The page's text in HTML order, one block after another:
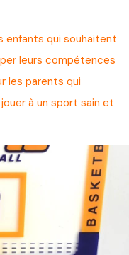
enfants qui souhaitent
leurs compétences
les parents qui
à un sport sain et